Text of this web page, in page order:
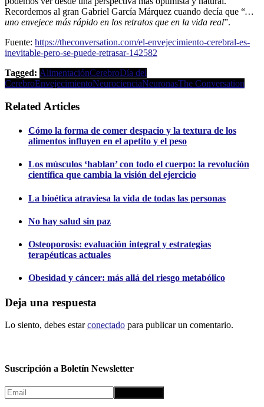
Recordemos al gran Gabriel García Márquez cuando decía que “…
uno envejece más rápido en los retratos que en la vida real”.
Fuente: https://theconversation.com/el-envejecimiento-cerebral-es-
inevitable-pero-se-puede-retrasar-142582
Tagged: AlimentaciónCerebroDía del
CerebroEnvejecimientoNeurocienciaNeuronasThe Conversation
Related Articles
Cómo la forma de comer despacio y la textura de los
alimentos influyen en el apetito y el peso
Los músculos ‘hablan’ con todo el cuerpo: la revolución
científica que cambia la visión del ejercicio
La bioética atraviesa la vida de todas las personas
No hay salud sin paz
Osteoporosis: evaluación integral y estrategias
terapéuticas actuales
Obesidad y cáncer: más allá del riesgo metabólico
Deja una respuesta
Lo siento, debes estarconectado para publicar un comentario.
Suscripción a Boletín Newsletter